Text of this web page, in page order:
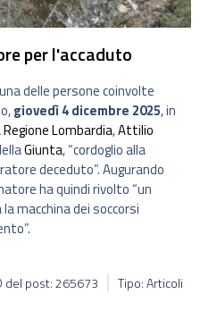
per l'accaduto
delle persone coinvolte
giovedì 4 dicembre 2025, in
Regione Lombardia,Attilio
Giunta, “cordoglio alla
deceduto”. Augurando
ha quindi rivolto “un
macchina dei soccorsi
del post: 265673 Tipo: Articoli